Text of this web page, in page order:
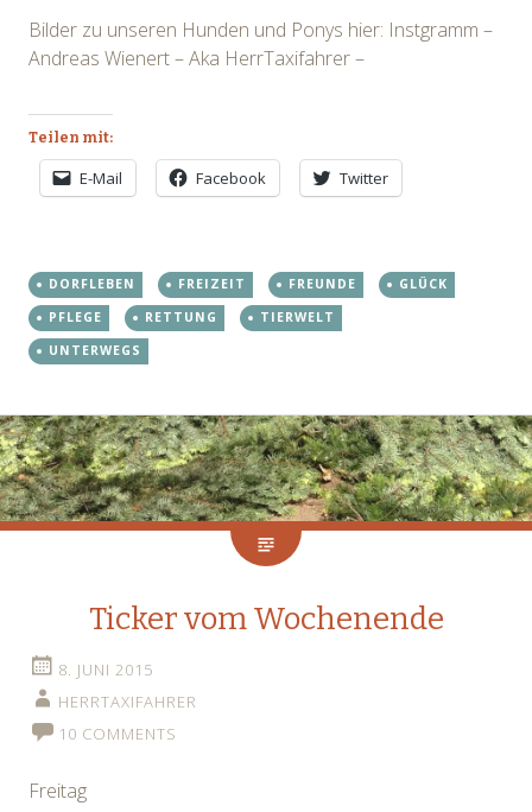
Bilder zu unseren Hunden und Ponys hier: Instgramm –
Andreas Wienert – Aka HerrTaxifahrer –
Teilen mit:
E-Mail Facebook Twitter
DORFLEBEN FREIZEIT FREUNDE
GLÜCK
PFLEGE
RETTUNG
TIERWELT
UNTERWEGS
Ticker vom Wochenende
8. JUNI 2015
HERRTAXIFAHRER
10 COMMENTS
Freitag